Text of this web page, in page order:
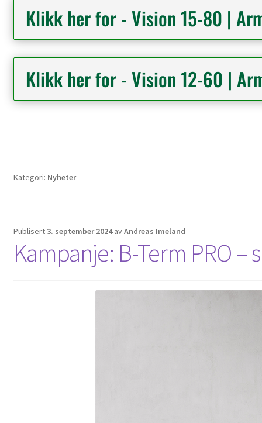
Klikk her for - Vision 15-80 |
Klikk her for - Vision 12-60 |
Kategori: Nyheter
Publisert 3. september 2024 avAndreas Imeland
Kampanje: B-Term PRO –